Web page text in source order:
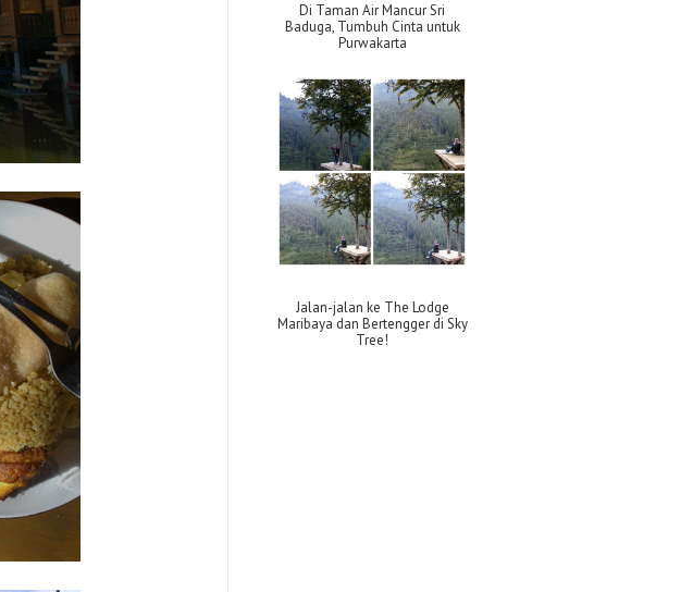
Di Taman Air Mancur Sri
Baduga, Tumbuh Cinta untuk
Purwakarta
Jalan-jalan ke The Lodge
Maribaya dan Bertengger di Sky
Tree!